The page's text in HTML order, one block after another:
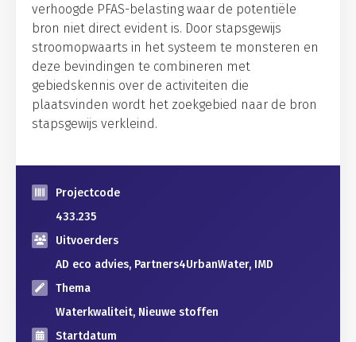
verhoogde PFAS-belasting waar de potentiële
bron niet direct evident is. Door stapsgewijs
stroomopwaarts in het systeem te monsteren en
deze bevindingen te combineren met
gebiedskennis over de activiteiten die
plaatsvinden wordt het zoekgebied naar de bron
stapsgewijs verkleind.
Projectcode
433.235
Uitvoerders
AD eco advies, Partners4UrbanWater, IMD
Thema
Waterkwaliteit, Nieuwe stoffen
Startdatum